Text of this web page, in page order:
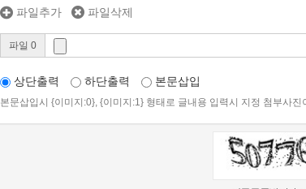
파일추가 파일삭제
파일 0
상단출력 하단출력 본문삽입
본문삽입시 {이미지:0}, {이미지:1} 형태로 글내용 입력시 지정 첨부사진